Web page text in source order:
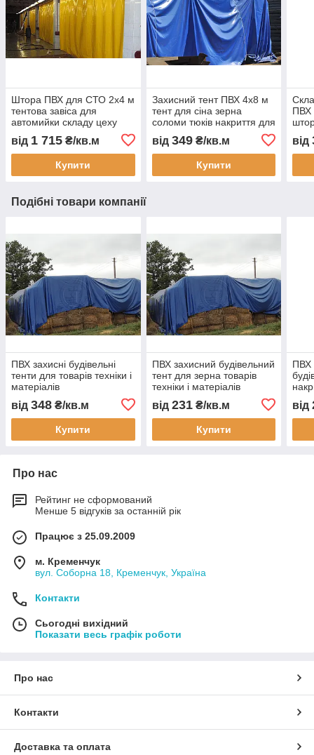
Штора ПВХ для СТО 2x4 м
тентова завіса для
автомийки складу цеху
пилу вологи тепла з
монтажем Тент Строй
від 1 715 ₴/кв.м
Купити
Захисний тент ПВХ 4x8 м
тент для сіна зерна
соломи тюків накриття для
будматеріалів укриття
недобудови водостійкий
від 349₴/кв.м
Купити
ПВХ
від
Подібні товари компанії
ПВХ захисні будівельні
тенти для товарів техніки і
матеріалів
водонепроникна тентова
накидка для
будмайданчика і
зберігання
від 348 ₴/кв.м
Купити
ПВХ захисний будівельний
тент для зерна товарів
техніки і матеріалів
водонепроникне накриття
для захисту на
будмайданчику
від 231₴/кв.м
Купити
ПВХ
від
Про нас
Рейтинг не сформований
Менше 5 відгуків за останній рік
Працює з 25.09.2009
м. Кременчук
вул. Соборна 18, Кременчук, Україна
Контакти
Сьогодні вихідний
Показати весь графік роботи
Про нас
Контакти
Доставка та оплата